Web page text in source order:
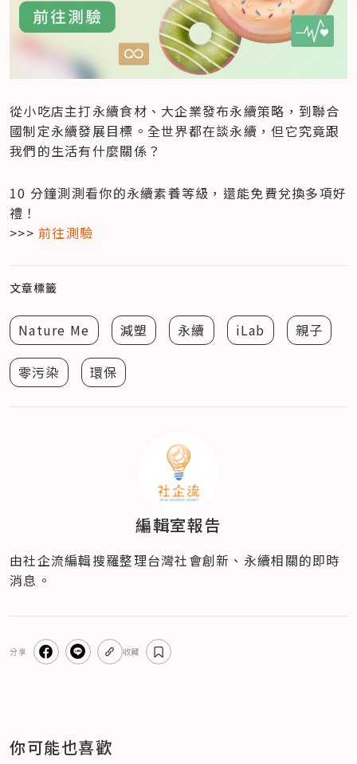
從小吃店主打永續食材、大企業發布永續策略，到聯合
國制定永續發展目標。全世界都在談永續，但它究竟跟
我們的生活有什麼關係？
10 分鐘測測看你的永續素養等級，還能免費兌換多項好
禮！
>>> 前往測驗
文章標籤
Nature Me 減塑 永續 iLab 親子
零污染 環保
編輯室報告
由社企流編輯搜羅整理台灣社會創新、永續相關的即時
消息。
分享 收藏
你可能也喜歡